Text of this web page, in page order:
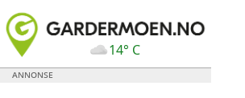
14° C